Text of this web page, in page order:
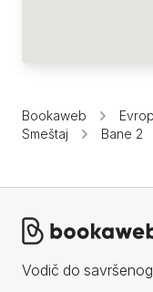
Bookaweb
Smeštaj
Bane 2
Vodič do